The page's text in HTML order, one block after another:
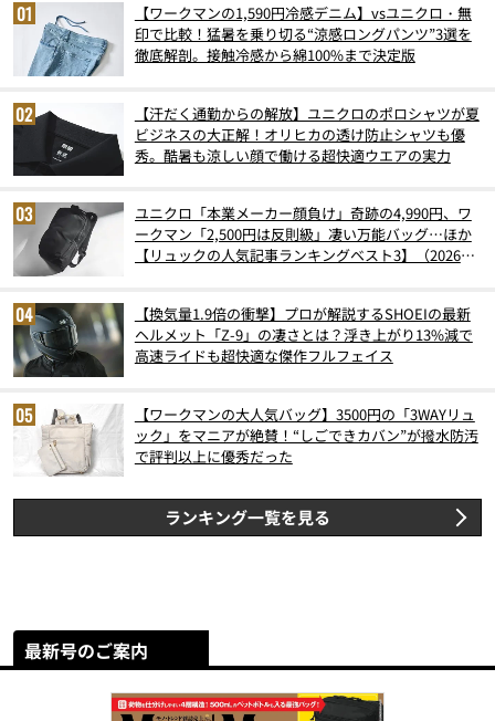
【ワークマンの1,590円冷感デニム】vsユニクロ・無
印で比較！猛暑を乗り切る“涼感ロングパンツ”3選を
徹底解剖。接触冷感から綿100%まで決定版
【汗だく通勤からの解放】ユニクロのポロシャツが夏
ビジネスの大正解！オリヒカの透け防止シャツも優
秀。酷暑も涼しい顔で働ける超快適ウエアの実力
ユニクロ「本業メーカー顔負け」奇跡の4,990円、ワ
ークマン「2,500円は反則級」凄い万能バッグ…ほか
【リュックの人気記事ランキングベスト3】（2026年
【換気量1.9倍の衝撃】プロが解説するSHOEIの最新
ヘルメット「Z-9」の凄さとは？浮き上がり13%減で
高速ライドも超快適な傑作フルフェイス
【ワークマンの大人気バッグ】3500円の「3WAYリュ
ック」をマニアが絶賛！“しごできカバン”が撥水防汚
で評判以上に優秀だった
ランキング一覧を見る
最新号のご案内